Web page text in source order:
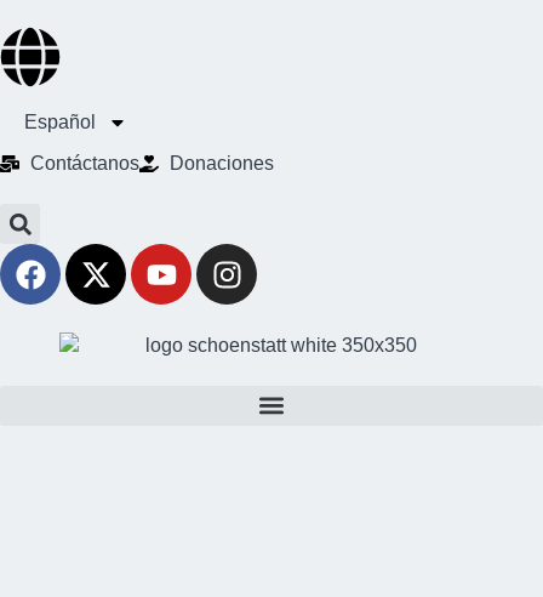
Español
Contáctanos
Donaciones